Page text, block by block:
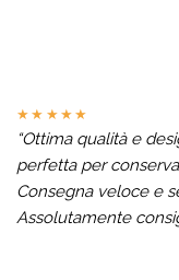
★★★★★
“Ottima qualità e
perfetta per
Consegna veloce e
Assolutamente